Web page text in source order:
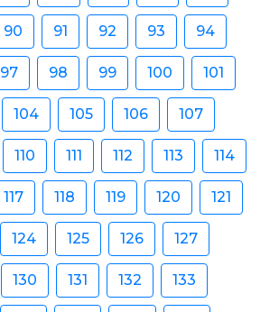
90 91 92 93 94
97 98 99 100 101
104 105 106 107
110 111 112 113 114
117 118 119 120 121
124 125 126 127
130 131 132 133